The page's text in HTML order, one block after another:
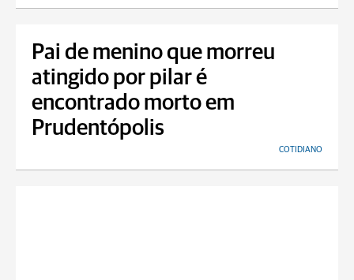
Pai de menino que morreu
atingido por pilar é
encontrado morto em
Prudentópolis
COTIDIANO